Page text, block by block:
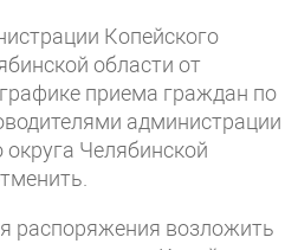
Копейского
области от
приема граждан по
администрации
округа Челябинской
распоряжения возложить